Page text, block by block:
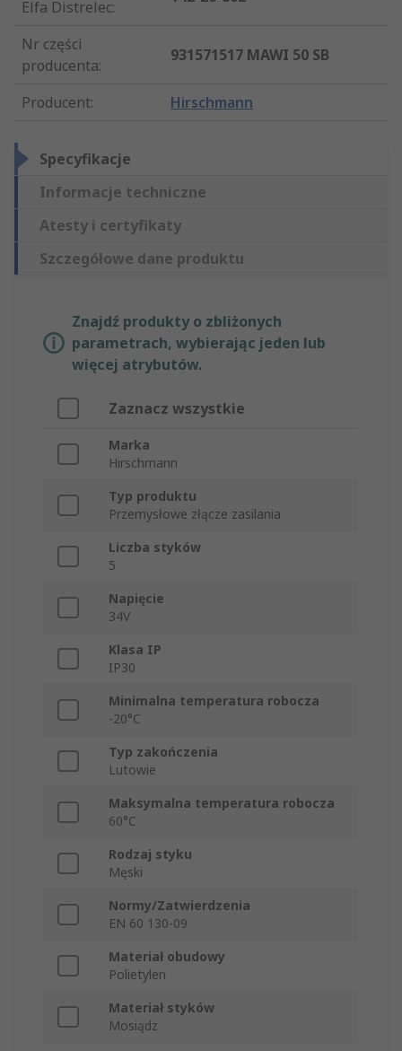
Elfa Distrelec:
Nr części
producenta:
931571517 MAWI 50 SB
Producent: Hirschmann
Specyfikacje
Informacje techniczne
Atesty i certyfikaty
Szczegółowe dane produktu
Znajdź produkty o zbliżonych
parametrach, wybierając jeden lub
więcej atrybutów.
Zaznacz wszystkie
Marka
Hirschmann
Typ produktu
Przemysłowe złącze zasilania
Liczba styków
5
Napięcie
34V
Klasa IP
IP30
Minimalna temperatura robocza
-20°C
Typ zakończenia
Lutowie
Maksymalna temperatura robocza
60°C
Rodzaj styku
Męski
Normy/Zatwierdzenia
EN 60 130-09
Materiał obudowy
Polietylen
Materiał styków
Mosiądz